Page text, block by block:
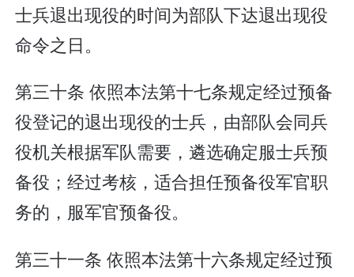
士兵退出现役的时间为部队下达退出现役
命令之日。
第三十条 依照本法第十七条规定经过预备
役登记的退出现役的士兵，由部队会同兵
役机关根据军队需要，遴选确定服士兵预
备役；经过考核，适合担任预备役军官职
务的，服军官预备役。
第三十一条 依照本法第十六条规定经过预